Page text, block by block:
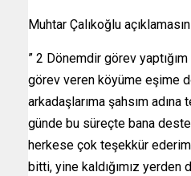
Muhtar Çalıkoğlu
” 2 Dönemdir görev
görev veren köyüme eşime
arkadaşlarıma şahsım
günde bu süreçte bana
herkese çok teşekkür
bitti, yine kaldığımız yerden